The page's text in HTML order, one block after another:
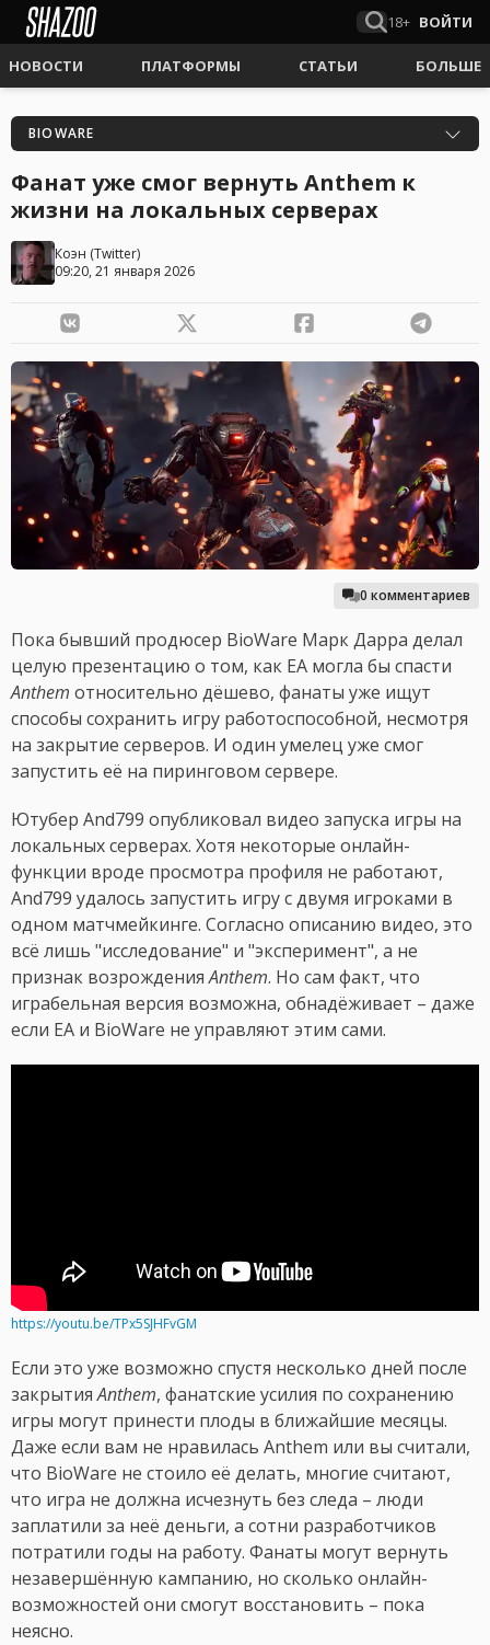
18+ ВОЙТИ
НОВОСТИ ПЛАТФОРМЫ СТАТЬИ БОЛЬШЕ
BIOWARE
Фанат уже смог вернуть Anthem к
жизни на локальных серверах
Коэн (Twitter)
09:20, 21 января 2026
0 комментариев
Пока бывший продюсер BioWare Марк Дарра делал
целую презентацию о том, как EA могла бы спасти
Anthem относительно дёшево, фанаты уже ищут
способы сохранить игру работоспособной, несмотря
на закрытие серверов. И один умелец уже смог
запустить её на пиринговом сервере.
Ютубер And799 опубликовал видео запуска игры на
локальных серверах. Хотя некоторые онлайн-
функции вроде просмотра профиля не работают,
And799 удалось запустить игру с двумя игроками в
одном матчмейкинге. Согласно описанию видео, это
всё лишь "исследование" и "эксперимент", а не
признак возрожденияAnthem. Но сам факт, что
играбельная версия возможна, обнадёживает – даже
если EA и BioWare не управляют этим сами.
https://youtu.be/TPx5SJHFvGM
Если это уже возможно спустя несколько дней после
закрытияAnthem, фанатские усилия по сохранению
игры могут принести плоды в ближайшие месяцы.
Даже если вам не нравилась Anthem или вы считали,
что BioWare не стоило её делать, многие считают,
что игра не должна исчезнуть без следа – люди
заплатили за неё деньги, а сотни разработчиков
потратили годы на работу. Фанаты могут вернуть
незавершённую кампанию, но сколько онлайн-
возможностей они смогут восстановить – пока
неясно.